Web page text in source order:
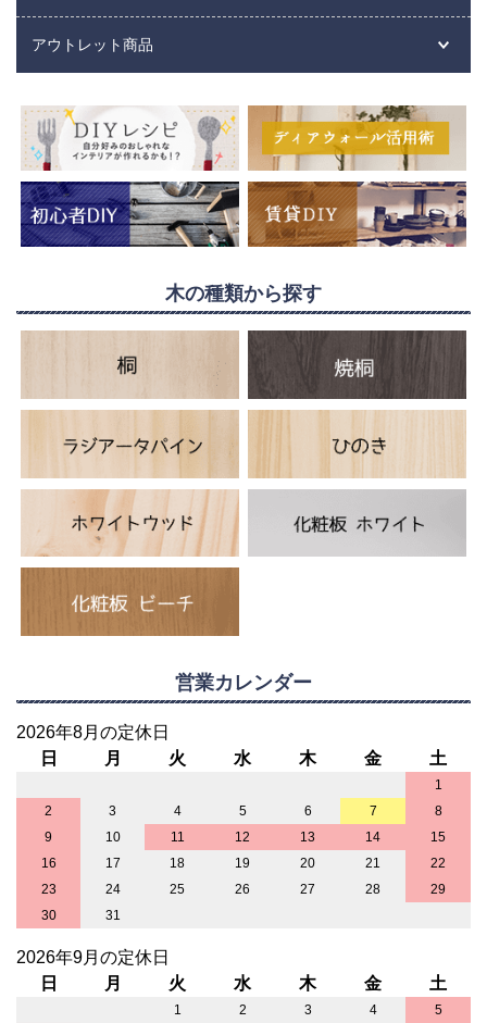
アウトレット商品
木の種類から探す
営業カレンダー
2026年8月の定休日
日
月 火 水 木 金 土
1
2
3 4 5 6 7
8
9
10 11 12 13 14
15
16
17 18 19 20 21
22
23
24 25 26 27 28
29
30
31
2026年9月の定休日
日
月 火 水 木 金 土
1 2 3 4
5